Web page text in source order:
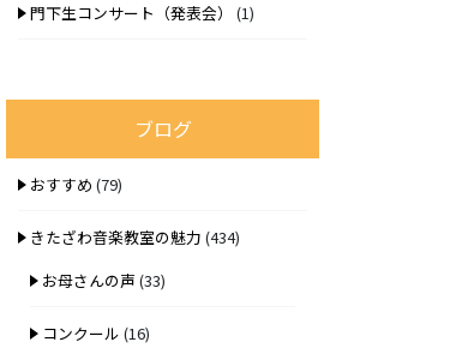
門下生コンサート（発表会） (1)
ブログ
おすすめ (79)
きたざわ音楽教室の魅力 (434)
お母さんの声 (33)
コンクール (16)